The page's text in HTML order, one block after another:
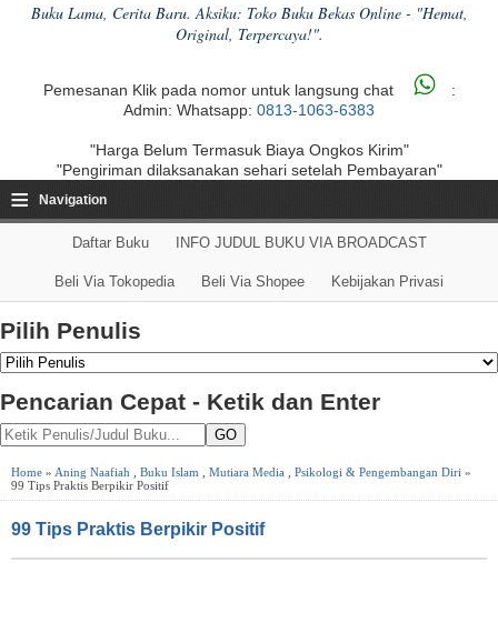
Buku Lama, Cerita Baru. Aksiku: Toko Buku Bekas Online - "Hemat,
Original, Terpercaya!".
Pemesanan Klik pada nomor untuk langsung chat
:
Admin: Whatsapp: 0813-1063-6383
"Harga Belum Termasuk Biaya Ongkos Kirim"
"Pengiriman dilaksanakan sehari setelah Pembayaran"
≡ Navigation
Daftar Buku INFO JUDUL BUKU VIA BROADCAST
Beli Via Tokopedia Beli Via Shopee Kebijakan Privasi
Pilih Penulis
Pencarian Cepat - Ketik dan Enter
GO
Home » Aning Naafiah Buku Islam Mutiara Media Psikologi & Pengembangan Diri »
99 Tips Praktis Berpikir Positif
99 Tips Praktis Berpikir Positif